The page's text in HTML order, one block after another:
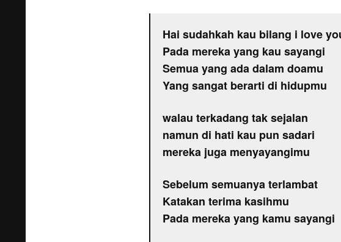
Hai sudahkah kau bilang i love
Pada mereka yang kau sayangi
Semua yang ada dalam doamu
Yang sangat berarti di hidupmu
walau terkadang tak sejalan
namun di hati kau pun sadari
mereka juga menyayangimu
Sebelum semuanya terlambat
Katakan terima kasihmu
Pada mereka yang kamu sayangi